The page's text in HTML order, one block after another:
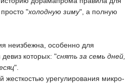
"холодную зиму", а полную
неизбежна, особенно для
которых: "снять за семь дней,
".
жесткостью урегулирования микро-